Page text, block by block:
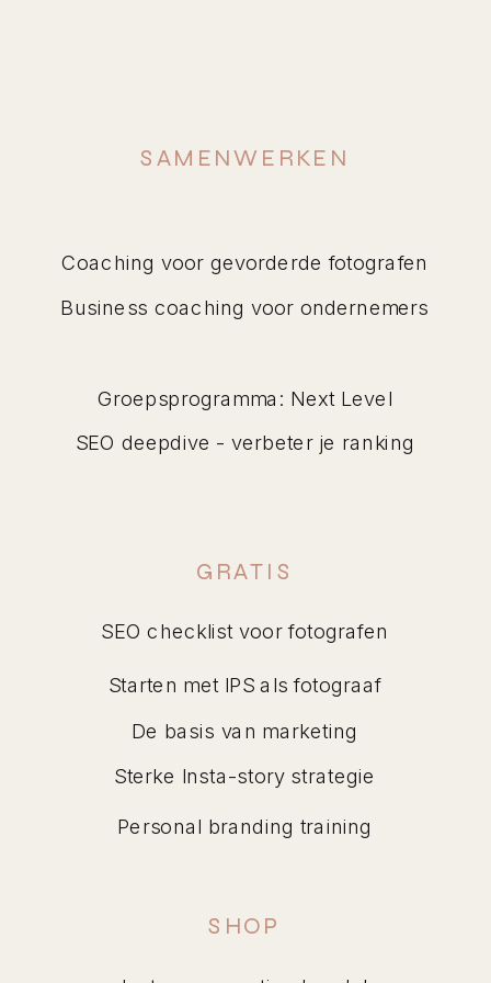
bedrijf dat veel beter paste bij wat
ze wilde, een ijzersterke website,
de eerste resultaten waren al
zichtbaar!
we zien dat ze aan het begin van het
Google, helemaal niet.
En aan het eind van het traject waren
er al meerdere succesvolle
zoekresultaten op relevante termen
zoals:
Newborn fotografie
SAMENWERKEN
Business coaching voor ondernemers
Coaching voor gevorderde fotografen
Groepsprogramma: Next Level
SEO deepdive - verbeter je ranking
GRATIS
SEO checklist voor fotografen
Sterke Insta-story strategie
De basis van marketing
Personal branding training
SHOP
Starten met IPS als fotograaf